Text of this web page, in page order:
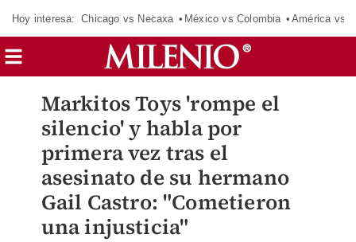
Hoy interesa: Chicago vs Necaxa México vs Colombia América vs
Markitos Toys 'rompe el
silencio' y habla por
primera vez tras el
asesinato de su hermano
Gail Castro: "Cometieron
una injusticia"